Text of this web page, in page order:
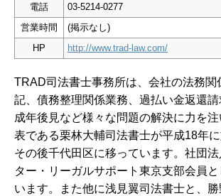
電話
03-5214-0277
営業時間
(掲示なし)
HP
http://www.trad-law.com/
TRAD司法書士事務所は、会社の法務関
記、債務整理関係業務、過払い金返還請
成年後見など様々な問題の解決に力を
表である栗林大輔司法書士が平成18年に
その後千代田区に移っています。 社団
ター・リーガルサポート東京支部会員
います。また他に浅見翼司法書士と、